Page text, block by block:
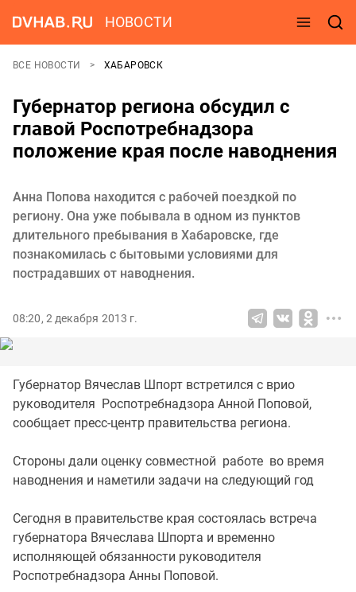
НОВОСТИ
ВСЕ НОВОСТИ ХАБАРОВСК
Губернатор региона обсудил с
главой Роспотребнадзора
положение края после наводнения
Анна Попова находится с рабочей поездкой по
региону. Она уже побывала в одном из пунктов
длительного пребывания в Хабаровске, где
познакомилась с бытовыми условиями для
пострадавших от наводнения.
08:20, 2 декабря 2013 г.
Губернатор Вячеслав Шпорт встретился с врио
руководителя Роспотребнадзора Анной Поповой,
сообщает пресс-центр правительства региона.
Стороны дали оценку совместной работе во время
наводнения и наметили задачи на следующий год
Сегодня в правительстве края состоялась встреча
губернатора Вячеслава Шпорта и временно
исполняющей обязанности руководителя
Роспотребнадзора Анны Поповой.